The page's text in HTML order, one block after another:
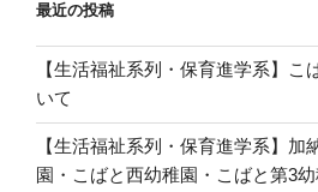
最近の投稿
【生活福祉系列・保育進学系】こ
いて
【生活福祉系列・保育進学系】加
園・こばと西幼稚園・こばと第3